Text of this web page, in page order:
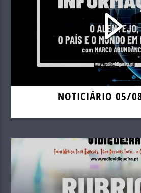
NOTICIÁRIO 05/